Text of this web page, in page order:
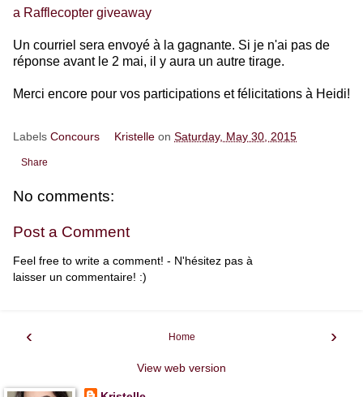
a Rafflecopter giveaway
Un courriel sera envoyé à la gagnante. Si je n'ai pas de
réponse avant le 2 mai, il y aura un autre tirage.
Merci encore pour vos participations et félicitations à Heidi!
Labels Concours Kristelle onSaturday, May 30, 2015
Share
No comments:
Post a Comment
Feel free to write a comment! - N'hésitez pas à
laisser un commentaire! :)
‹ ›
Home
View web version